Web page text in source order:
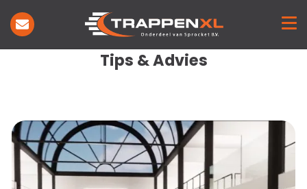
Toepassing
Showroom
Nieuws
Over ons
Contact
Tips & Advies